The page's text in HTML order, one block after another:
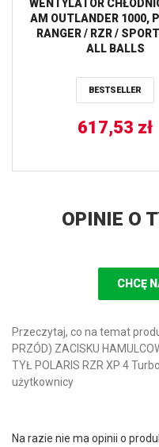
WENTYLATOR
AM OUTLANDER 1000,
RANGER / RZR /
ALL BALLS
BESTSELLER
617,53 zł
OPINIE O
CHCĘ
Przeczytaj, co na temat
PRZÓD) ZACISKU
TYŁ POLARIS RZR XP 4
użytkownicy
Na razie nie ma opinii o